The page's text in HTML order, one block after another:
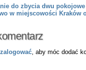
do zbycia dwu
w miejscowości Kraków
zalogować, aby móc dodać